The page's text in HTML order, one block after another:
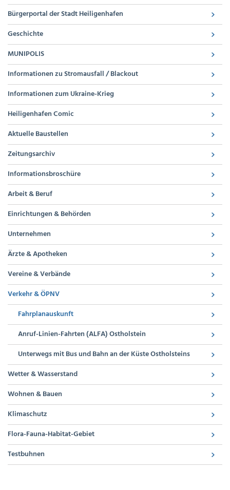
Bürgerportal der Stadt Heiligenhafen
Geschichte
MUNIPOLIS
Informationen zu Stromausfall / Blackout
Informationen zum Ukraine-Krieg
Heiligenhafen Comic
Aktuelle Baustellen
Zeitungsarchiv
Informationsbroschüre
Arbeit & Beruf
Einrichtungen & Behörden
Unternehmen
Ärzte & Apotheken
Vereine & Verbände
Verkehr & ÖPNV
Fahrplanauskunft
Anruf-Linien-Fahrten (ALFA) Ostholstein
Unterwegs mit Bus und Bahn an der Küste Ostholsteins
Wetter & Wasserstand
Wohnen & Bauen
Klimaschutz
Flora-Fauna-Habitat-Gebiet
Testbuhnen